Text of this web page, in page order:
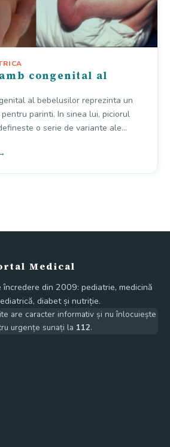
congenital al
al bebelusilor reprezinta un
parinti. In sinea lui, piciorul
o serie de variante ale…
Medical
din 2009: pediatrie, medicină
diabet și nutriție.
are caracter informativ și nu înlocuiește
urgențe sunați la 112.